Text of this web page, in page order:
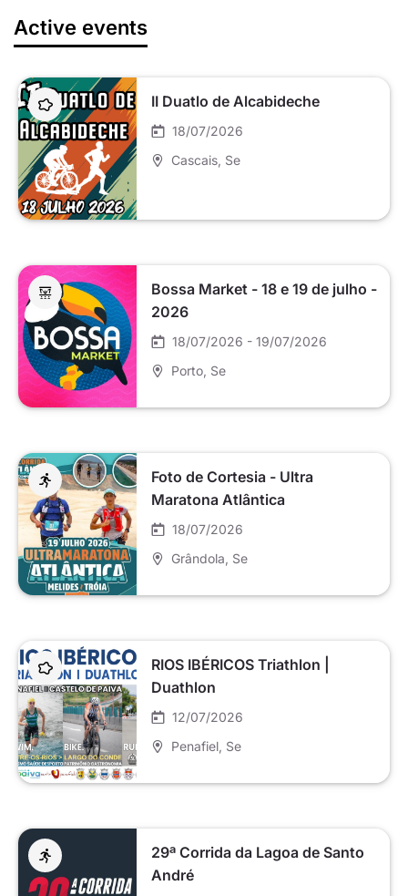
Active events
II Duatlo de Alcabideche
18/07/2026
Cascais , Se
Bossa Market - 18 e 19 de julho -
2026
18/07/2026 - 19/07/2026
Porto , Se
Foto de Cortesia - Ultra
Maratona Atlântica
18/07/2026
Grândola , Se
RIOS IBÉRICOS Triathlon |
Duathlon
12/07/2026
Penafiel , Se
29ª Corrida da Lagoa de Santo
André